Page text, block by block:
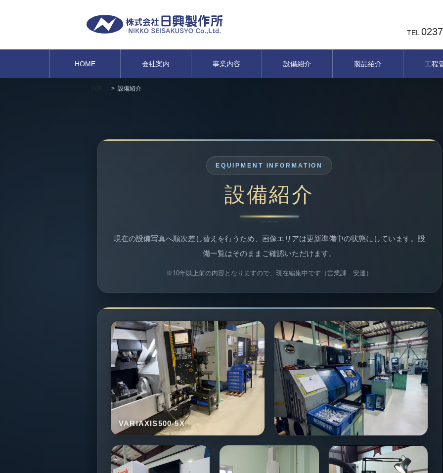
TEL
HOME 会社案内 事業内容 設備紹介 製品紹介 工程
TOP 設備紹介
EQUIPMENT INFORMATION
設備紹介
現在の設備写真へ順次差し替えを行うため、画像エリアは更新準備中の状態にしています。設
備一覧はそのままご確認いただけます。
※10年以上前の内容となりますので、現在編集中です（営業課 安達）
VARIAXIS500-5X